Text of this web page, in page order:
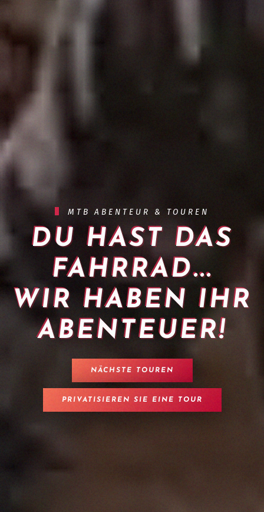
MTB ABENTEUR & TOUREN
DU HAST DAS
FAHRRAD...
WIR HABEN IHR
ABENTEUER!
NÄCHSTE TOUREN
PRIVATISIEREN SIE EINE TOUR